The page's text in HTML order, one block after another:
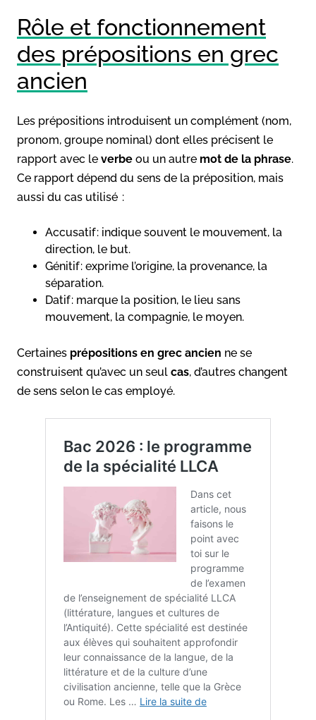
Rôle et fonctionnement
des prépositions en grec
ancien
Les prépositions introduisent un complément (nom,
pronom, groupe nominal) dont elles précisent le
rapport avec le verbe ou un autre mot de la phrase.
Ce rapport dépend du sens de la préposition, mais
aussi du cas utilisé :
Accusatif : indique souvent le mouvement, la
direction, le but.
Génitif : exprime l’origine, la provenance, la
séparation.
Datif : marque la position, le lieu sans
mouvement, la compagnie, le moyen.
Certaines prépositions en grec ancien ne se
construisent qu’avec un seul cas, d’autres changent
de sens selon le cas employé.